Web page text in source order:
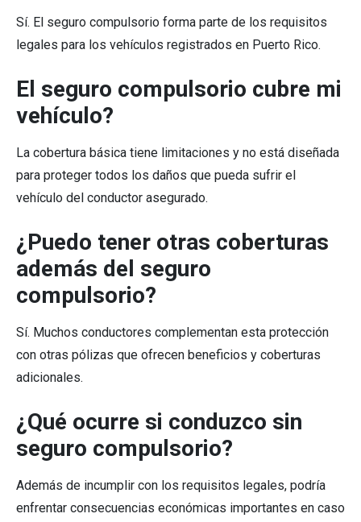
Sí. El seguro compulsorio forma parte de los requisitos
legales para los vehículos registrados en Puerto Rico.
El seguro compulsorio cubre mi
vehículo?
La cobertura básica tiene limitaciones y no está diseñada
para proteger todos los daños que pueda sufrir el
vehículo del conductor asegurado.
¿Puedo tener otras coberturas
además del seguro
compulsorio?
Sí. Muchos conductores complementan esta protección
con otras pólizas que ofrecen beneficios y coberturas
adicionales.
¿Qué ocurre si conduzco sin
seguro compulsorio?
Además de incumplir con los requisitos legales, podría
enfrentar consecuencias económicas importantes en caso